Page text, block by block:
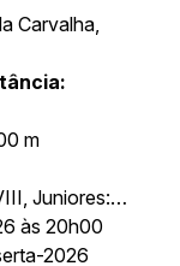
m
Carvalha,
Juniores:
às 20h00
2026